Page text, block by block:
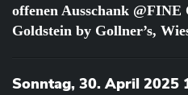
offenen Ausschank @FINE
Goldstein by Gollner’s,
Sonntag, 30. April 2025